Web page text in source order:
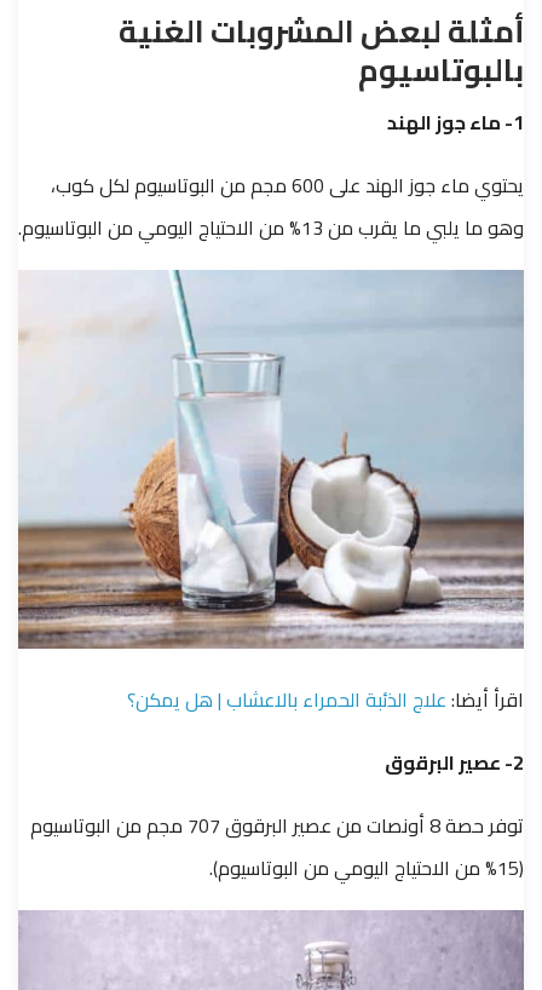
أمثلة لبعض المشروبات الغنية
بالبوتاسيوم
1- ماء جوز الهند
يحتوي ماء جوز الهند على 600 مجم من البوتاسيوم لكل كوب،
وهو ما يلبي ما يقرب من 13% من الاحتياج اليومي من البوتاسيوم.
اقرأ أيضا:علاج الذئبة الحمراء بالاعشاب | هل يمكن؟
2- عصير البرقوق
توفر حصة 8 أونصات من عصير البرقوق 707 مجم من البوتاسيوم
(15% من الاحتياج اليومي من البوتاسيوم).